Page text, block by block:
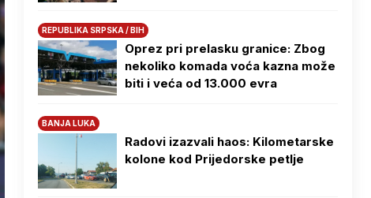
REPUBLIKA SRPSKA / BIH
Oprez pri prelasku granice: Zbog
nekoliko komada voća kazna može
biti i veća od 13.000 evra
BANJA LUKA
Radovi izazvali haos: Kilometarske
kolone kod Prijedorske petlje